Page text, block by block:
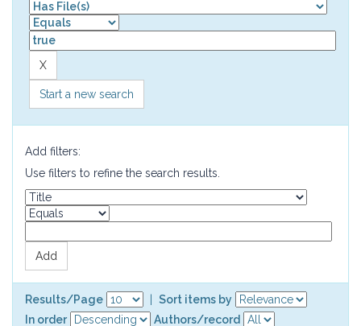
Start a new search
Add filters:
Use filters to refine the search results.
Results/Page
Sort items by
In order
Authors/record